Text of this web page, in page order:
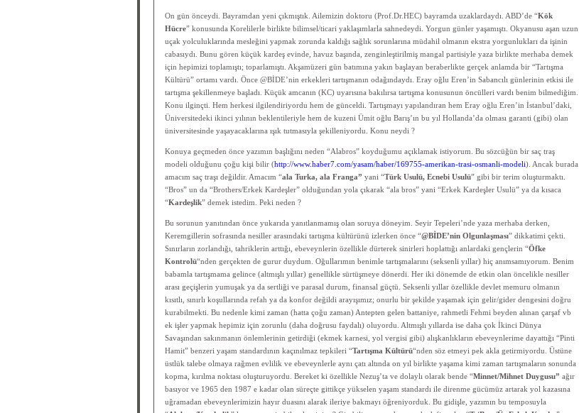
On gün önceydi. Bayramdan yeni çıkmıştık. Ailemizin doktoru (Prof.Dr.HEC) bayramda uzaklardaydı. ABD’de “Kök
Hücre” konusunda Korelilerle birlikte bilimsel/ticari yaklaşımlarla sahnedeydi. Yorgun günler yaşamıştı. Okyanusu aşan uzun
uçak yolculuklarında mesleğini yapmak zorunda kaldığı sağlık sorunlarına müdahil olmanın ekstra yorgunlukları da işinin
cabasıydı. Bunu gören küçük kardeş evinde, havuz başında, zenginleştirilmiş mangal partisiyle yaza birlikte merhaba demek
için hepimizi toplamıştı; toparlamıştı. Akşamüzeri gün batımına yakın başlayan beraberlikte gerçek anlamda bir “Tartışma
Kültürü” ortamı vardı. Önce @BİDE’nin erkekleri tartışmanın odağındaydı. Eray oğlu Eren’in Sabancılı günlerinin etkisi ile
tartışma şekillenmeye başladı. Küçük amcanın (KC) uyarısına bakılırsa tartışma konusunun öncülleri vardı benim bilmediğim.
Konu ilginçti. Hem herkesi ilgilendiriyordu hem de günceldi. Tartışmayı yapılandıran hem Eray oğlu Eren’in İstanbul’daki,
Üniversitedeki ikinci yılının beklentileriyle hem de kuzeni Ümit oğlu Barış’ın bu yıl Hollanda’da olması garanti (gibi) olan
üniversitesinde yaşayacaklarına ışık tutmasıyla şekilleniyordu. Konu neydi ?
Konuya geçmeden önce yazımın başlığını neden “Alabros” koyduğumu açıklamak istiyorum. Bu sözcüğün bir saç traş
modeli olduğunu çoğu kişi bilir (http://www.haber7.com/yasam/haber/169755-amerikan-trasi-osmanli-modeli). Ancak burada
amacım saç traşı değildir. Amacım “ala Turka, ala Franga” yani “Türk Usulü, Ecnebi Usulü” gibi bir terim oluşturmaktı.
“Bros” un da “Brothers/Erkek Kardeşler” olduğundan yola çıkarak “ala bros” yani “Erkek Kardeşler Usulü” ya da kısaca
“Kardeşlik” demek istedim. Peki neden ?
Bu sorunun yanıtından önce yukarıda yanıtlanmamış olan soruya döneyim. Seyir Tepeleri’nde yaza merhaba derken,
Keremgillerin sofrasında nesiller arasındaki tartışma kültürünü izlerken önce “@BİDE’nin Olgunlaşması” dikkatimi çekti.
Sınırların zorlandığı, tahriklerin arttığı, ebeveynlerin özellikle dürterek sinirleri hoplattığı anlardaki gençlerin “Öfke
Kontrolü“nden gerçekten de gurur duydum. Oğullarımın benimle tartışmalarını (seksenli yıllar) hiç anımsamıyorum. Benim
babamla tartışmama gelince (altmışlı yıllar) genellikle sürtüşmeye dönerdi. Her iki dönemde de etkin olan öncelikle nesiller
arası geçişlerin yumuşak ya da sertliği ve parasal durum, finansal güçtü. Seksenli yıllar özellikle devlet memuru olmanın
kısıtlı, sınırlı koşullarında refah ya da konfor değildi arayışımız; onurlu bir şekilde yaşamak için gelir/gider dengesini doğru
kurabilmekti. Bu nedenle kimi zaman (hatta çoğu zaman) Antepten gelen battaniye, rahmetli Fehmi beyden alınan çarşaf vb
ek işler yapmak hepimiz için zorunlu (daha doğrusu faydalı) oluyordu. Altmışlı yıllarda ise daha çok İkinci Dünya
Savaşından sakınmanın önlemlerinin getirdiği (ekmek karnesi, yol vergisi gibi) alışkanlıkların ebeveynlerime dayattığı “Pinti
Hamit” benzeri yaşam standardının kaçınılmaz tepkileri “Tartışma Kültürü“nden söz etmeyi pek akla getirmiyordu. Üstüne
üstlük talebe olmaya rağmen evlilik ve ebeveynlerle aynı çatı altında on yıl birlikte yaşama kimi zaman tartışmaların sonunda
kopma, kırılma noktası oluşturuyordu. Bereket ki özellikle Nezuş’ta ve dolaylı olarak bende “Minnet/Mihnet Duygusu” ağır
basıyor ve 1965 den 1987 e kadar olan süreçte gittikçe yükselen yaşam standardı ile direnme gücümüz artarak yol kazasına
uğramadan ebeveynlerimizin hayır duasını alarak ileriye bakmayı öğreniyorduk. Bu gidişle, yazımın bu temposuyla